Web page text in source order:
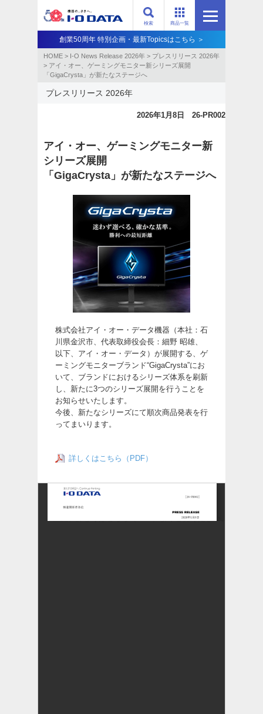
商品一覧
検索
創業50周年 特別企画・最新Topicsはこちら ＞
HOME > I-O News Release 2026年 > プレスリリース 2026年
> アイ・オー、ゲーミングモニター新シリーズ展開
「GigaCrysta」が新たなステージへ
プレスリリース 2026年
2026年1月8日 26-PR002
アイ・オー、ゲーミングモニター新
シリーズ展開
「GigaCrysta」が新たなステージへ
株式会社アイ・オー・データ機器（本社：石
川県金沢市、代表取締役会長：細野 昭雄、
以下、アイ・オー・データ）が展開する、ゲ
ーミングモニターブランド“GigaCrysta”にお
いて、ブランドにおけるシリーズ体系を刷新
し、新たに3つのシリーズ展開を行うことを
お知らせいたします。
今後、新たなシリーズにて順次商品発表を行
ってまいります。
詳しくはこちら（PDF）
こちらにプレスリリースを表示しています。
表示されない場合は、
上記、詳しくはこちら（PDF）よりご覧ください。